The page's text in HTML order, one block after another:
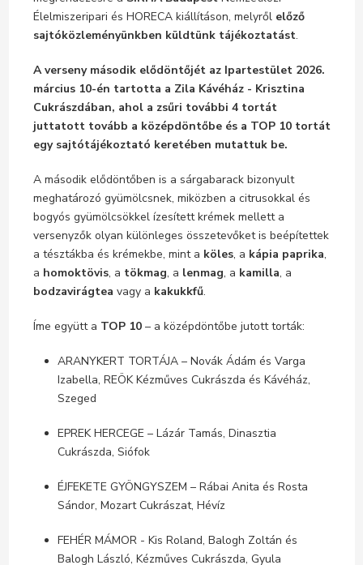
Élelmiszeripari és HORECA kiállításon, melyről előző
sajtóközleményünkben küldtünk tájékoztatást.
A verseny második elődöntőjét az Ipartestület 2026.
március 10-én tartotta a Zila Kávéház - Krisztina
Cukrászdában, ahol a zsűri további 4 tortát
juttatott tovább a középdöntőbe és a TOP 10 tortát
egy sajtótájékoztató keretében mutattuk be.
A második elődöntőben is a sárgabarack bizonyult
meghatározó gyümölcsnek, miközben a citrusokkal és
bogyós gyümölcsökkel ízesített krémek mellett a
versenyzők olyan különleges összetevőket is beépítettek
a tésztákba és krémekbe, mint a köles, a kápia paprika,
a homoktövis, a tökmag, a lenmag, a kamilla, a
bodzavirágtea vagy a kakukkfű.
Íme együtt a TOP 10– a középdöntőbe jutott torták:
ARANYKERT TORTÁJA – Novák Ádám és Varga
Izabella, REÖK Kézműves Cukrászda és Kávéház,
Szeged
EPREK HERCEGE – Lázár Tamás, Dinasztia
Cukrászda, Siófok
ÉJFEKETE GYÖNGYSZEM – Rábai Anita és Rosta
Sándor, Mozart Cukrászat, Hévíz
FEHÉR MÁMOR - Kis Roland, Balogh Zoltán és
Balogh László, Kézműves Cukrászda, Gyula